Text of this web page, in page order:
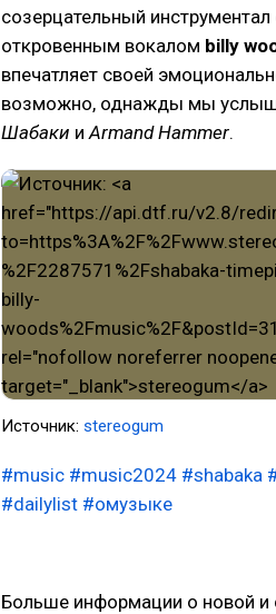
созерцательный инструментал
откровенным вокалом billy
впечатляет своей
возможно, однажды мы
Шабаки иArmand Hammer.
Источник: stereogum
#music #music2024 #shabaka
#dailylist #омузыке
Больше информации о новой и